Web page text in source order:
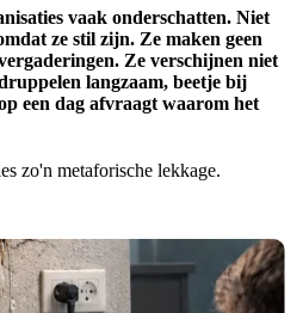
vaak onderschatten. Niet
ze stil zijn. Ze maken geen
Ze verschijnen niet
langzaam, beetje bij
een dag afvraagt waarom het
zo'n metaforische lekkage.